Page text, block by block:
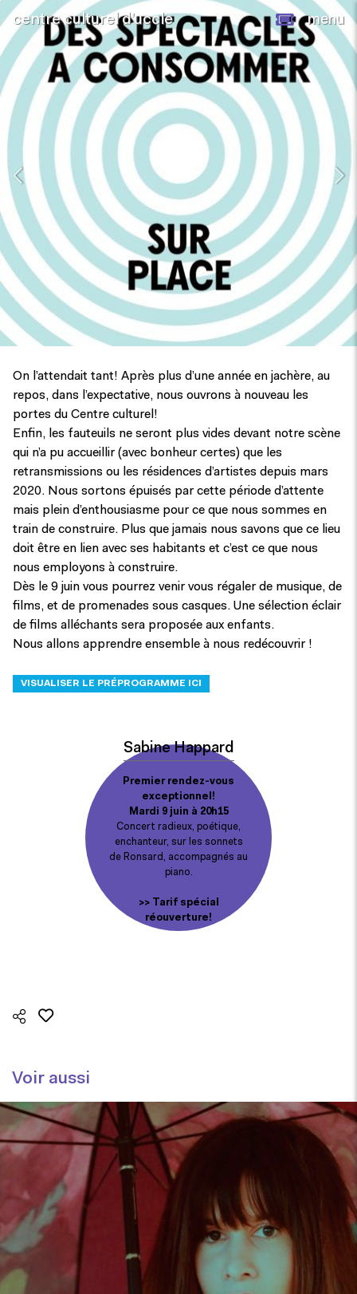
centre culturel d’uccle menu
On l’attendait tant! Après plus d’une année en jachère, au
repos, dans l’expectative, nous ouvrons à nouveau les
portes du Centre culturel!
Enfin, les fauteuils ne seront plus vides devant notre scène
qui n’a pu accueillir (avec bonheur certes) que les
retransmissions ou les résidences d’artistes depuis mars
2020. Nous sortons épuisés par cette période d’attente
mais plein d’enthousiasme pour ce que nous sommes en
train de construire. Plus que jamais nous savons que ce lieu
doit être en lien avec ses habitants et c’est ce que nous
nous employons à construire.
Dès le 9 juin vous pourrez venir vous régaler de musique, de
films, et de promenades sous casques. Une sélection éclair
de films alléchants sera proposée aux enfants.
Nous allons apprendre ensemble à nous redécouvrir !
VISUALISER LE PRÉPROGRAMME ICI
Sabine Happard
Premier rendez-vous
exceptionnel!
Mardi 9 juin à 20h15
Concert radieux, poétique,
enchanteur, sur les sonnets
de Ronsard, accompagnés au
piano.
>> Tarif spécial
réouverture!
Voir aussi